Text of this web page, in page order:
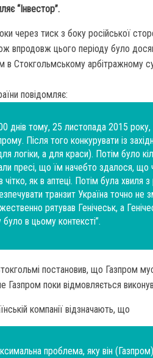
“Інвестор”.
через тиск з боку російської
впродовж цього періоду було
в Стокгольмському арбітражному
повідомляє:
днів тому, 25 листопада 2015 року,
Після того конкурувати із
логіки, а для краси). Потім було
пресі, що їм начебто здалося, що
чітко, як в аптеці. Потім була
транзит Україна точно не
рятував Генічеськ, а
в цьому контексті”.
постановив, що Газпром
Газпром поки відмовляється
компанії відзначають, що
проблема, яку він